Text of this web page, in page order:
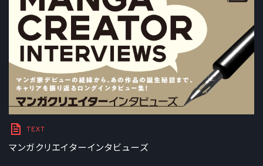
TEXT
マンガクリエイターインタビューズ